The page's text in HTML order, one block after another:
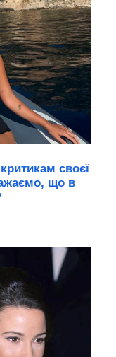
своєї
що в